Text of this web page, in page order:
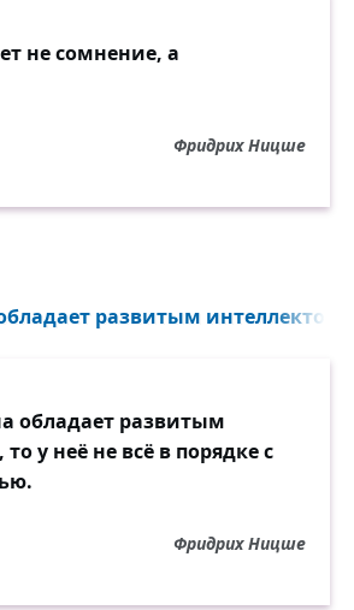
не сомнение, а
Фридрих Ницше
развитым
обладает развитым
у неё не всё в порядке с
Фридрих Ницше